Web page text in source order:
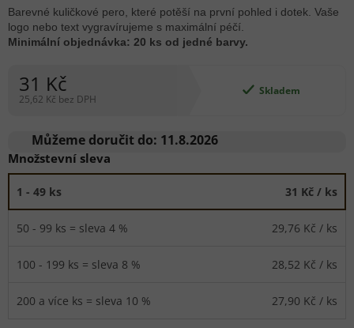
31 Kč
25,62 Kč bez DPH
cena:
Skladem
Můžeme doručit do: 11.8.2026
Množstevní sleva
1 - 49 ks 31 Kč / ks
50 - 99 ks = sleva 4 % 29,76 Kč / ks
100 - 199 ks = sleva 8 % 28,52 Kč / ks
200 a více ks = sleva 10 % 27,90 Kč / ks
Barevné kuličkové pero, které potěší na první pohled i dotek. Vaše
logo nebo text vygravírujeme s maximální péčí.
Minimální objednávka: 20 ks od jedné barvy.